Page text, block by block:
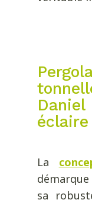
Daniel
éclaire
La
sa